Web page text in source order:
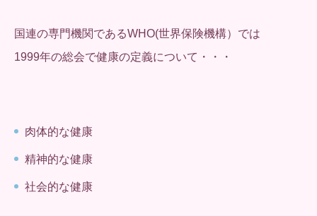
国連の専門機関であるWHO(世界保険機構）では
1999年の総会で健康の定義について・・・
肉体的な健康
精神的な健康
社会的な健康